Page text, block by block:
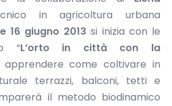
in agricoltura urbana
16 giugno 2013 si inizia con le
“L’orto in città con la
apprendere come coltivare in
terrazzi, balconi, tetti e
il metodo biodinamico